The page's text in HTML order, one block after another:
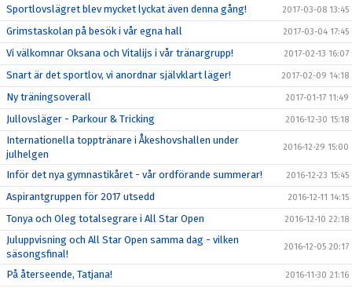
Sportlovslägret blev mycket lyckat även denna gång! 2017-03-08 13:45
Grimstaskolan på besök i vår egna hall 2017-03-04 17:45
Vi välkomnar Oksana och Vitalijs i vår tränargrupp! 2017-02-13 16:07
Snart är det sportlov, vi anordnar självklart läger! 2017-02-09 14:18
Ny träningsoverall 2017-01-17 11:49
Jullovsläger - Parkour & Tricking 2016-12-30 15:18
Internationella topptränare i Åkeshovshallen under
julhelgen
2016-12-29 15:00
Inför det nya gymnastikåret - vår ordförande summerar! 2016-12-23 15:45
Aspirantgruppen för 2017 utsedd 2016-12-11 14:15
Tonya och Oleg totalsegrare i All Star Open 2016-12-10 22:18
Juluppvisning och All Star Open samma dag - vilken
säsongsfinal!
2016-12-05 20:17
På återseende, Tatjana! 2016-11-30 21:16